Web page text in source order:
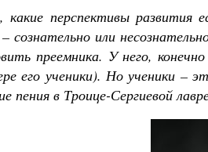
перспективы развития
сознательно или
преемника. У него,
его ученики). Но ученики –
пения в Троице-Сергиевой